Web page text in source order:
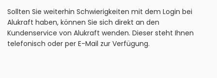
Sollten Sie weiterhin Schwierigkeiten mit dem Login bei
Alukraft haben, können Sie sich direkt an den
Kundenservice von Alukraft wenden. Dieser steht Ihnen
telefonisch oder per E-Mail zur Verfügung.